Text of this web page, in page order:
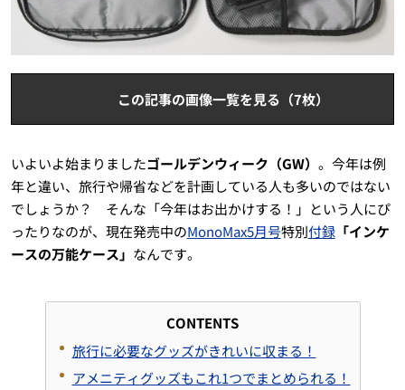
この記事の画像一覧を見る（7枚）
いよいよ始まりましたゴールデンウィーク（GW） 。今年は例
年と違い、旅行や帰省などを計画している人も多いのではない
でしょうか？ そんな「今年はお出かけする！」という人にぴ
ったりなのが、現在発売中のMonoMax5月号特別付録「インケ
ースの万能ケース」 なんです。
CONTENTS
旅行に必要なグッズがきれいに収まる！
アメニティグッズもこれ1つでまとめられる！